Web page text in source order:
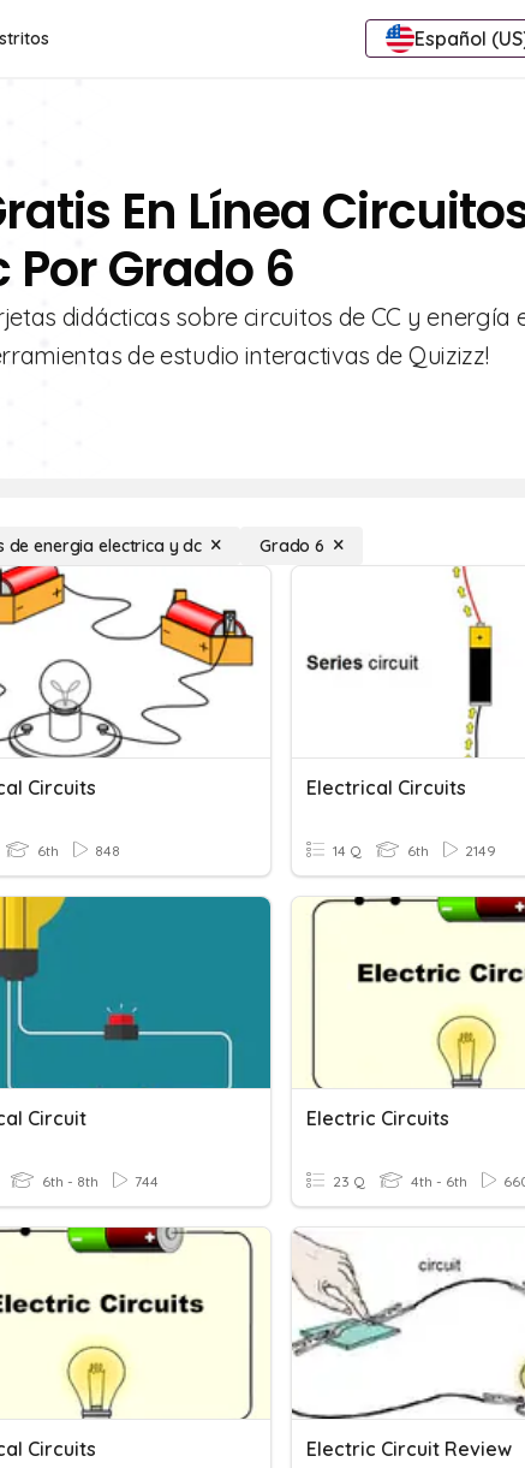
Español
En Línea
Por Grado 6
didácticas sobre circuitos de CC y energía
de estudio interactivas de Quizizz!
de energia electrica y dc Grado 6
Circuits
6th 848
Electrical Circuits
14 Q 6th 2149
Circuit
6th - 8th 744
Electric Circuits
23 Q 4th - 6th
Circuits Electric Circuit Review